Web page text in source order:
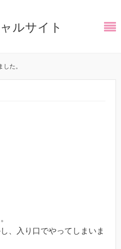
ルサイト
した。
、入り口でやってしまいま